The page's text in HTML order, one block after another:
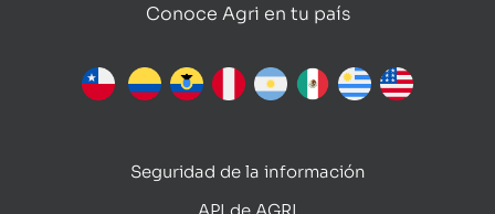
Conoce Agri en tu país
Seguridad de la información